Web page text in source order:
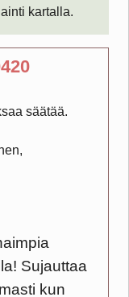
säätää
Sujauttaa
kun